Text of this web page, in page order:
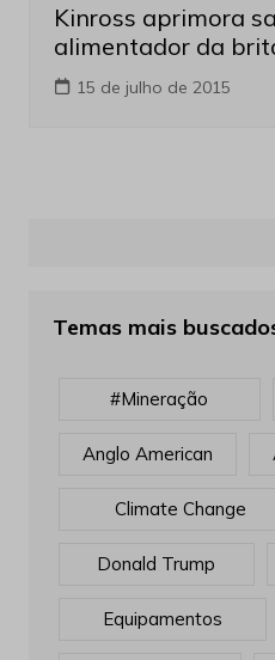
Kinross aprimora
alimentador da
15 de julho de 2015
Temas mais
#mineração
Anglo American
Climate Change
Donald Trump
Equipamentos